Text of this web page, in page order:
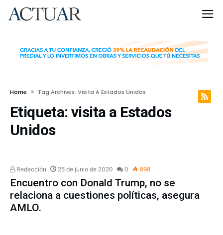
Home Tag Archives: Visita A Estados Unidos
Etiqueta:visita a Estados
Unidos
Redacción 25 de junio de 2020 0 898
Encuentro con Donald Trump, no se
relaciona a cuestiones políticas, asegura
AMLO.